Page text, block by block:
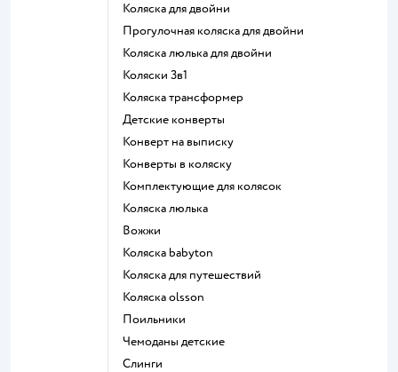
Коляска для двойни
Прогулочная коляска для двойни
Коляска люлька для двойни
Коляски 3в1
Коляска трансформер
Детские конверты
Конверт на выписку
Конверты в коляску
Комплектующие для колясок
Коляска люлька
Вожжи
Коляска babyton
Коляска для путешествий
Коляска olsson
Поильники
Чемоданы детские
Слинги